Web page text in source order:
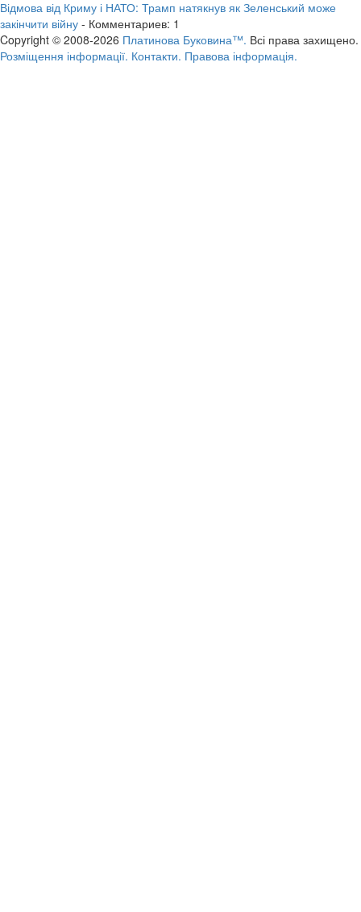
Відмова від Криму і НАТО: Трамп натякнув як Зеленський може
закінчити війну - Комментариев: 1
Copyright © 2008-2026 Платинова Буковина™. Всі права захищено.
Розміщення інформації. Контакти. Правова інформація.